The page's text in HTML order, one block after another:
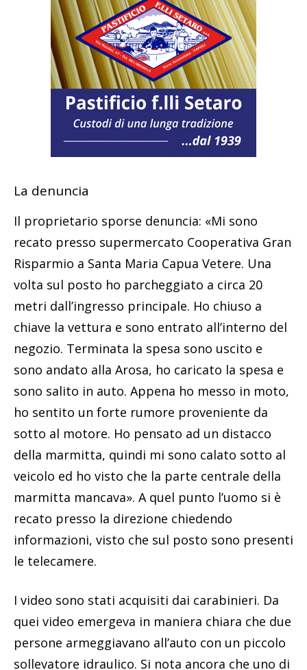
La denuncia
Il proprietario sporse denuncia: «Mi sono
recato presso supermercato Cooperativa Gran
Risparmio a Santa Maria Capua Vetere. Una
volta sul posto ho parcheggiato a circa 20
metri dall’ingresso principale. Ho chiuso a
chiave la vettura e sono entrato all’interno del
negozio. Terminata la spesa sono uscito e
sono andato alla Arosa, ho caricato la spesa e
sono salito in auto. Appena ho messo in moto,
ho sentito un forte rumore proveniente da
sotto al motore. Ho pensato ad un distacco
della marmitta, quindi mi sono calato sotto al
veicolo ed ho visto che la parte centrale della
marmitta mancava». A quel punto l’uomo si è
recato presso la direzione chiedendo
informazioni, visto che sul posto sono presenti
le telecamere.
I video sono stati acquisiti dai carabinieri. Da
quei video emergeva in maniera chiara che due
persone armeggiavano all’auto con un piccolo
sollevatore idraulico. Si nota ancora che uno di